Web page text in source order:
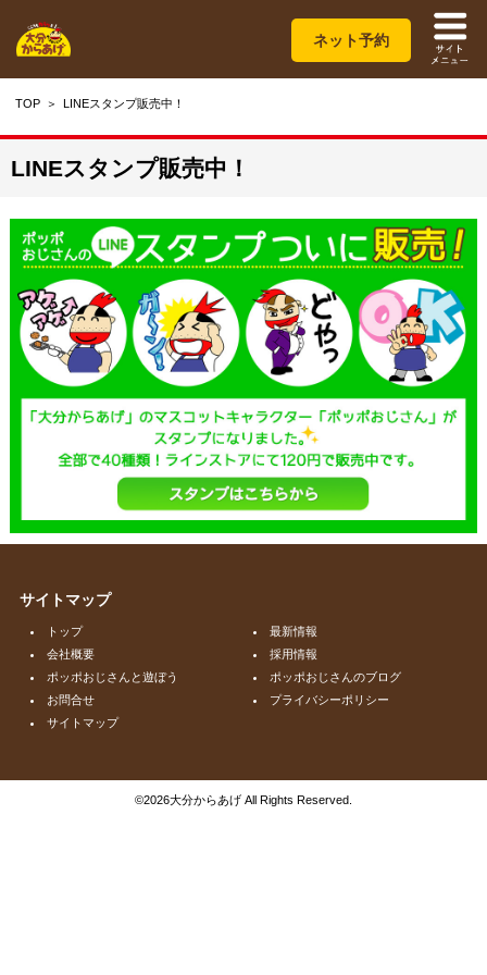
ネット予約
TOP LINEスタンプ販売中！
LINEスタンプ販売中！
サイトマップ
トップ
最新情報
会社概要
採用情報
ポッポおじさんと遊ぼう
ポッポおじさんのブログ
お問合せ
プライバシーポリシー
サイトマップ
©2026大分からあげ All Rights Reserved.